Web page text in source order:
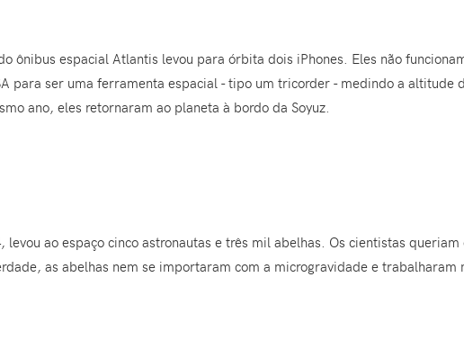
ônibus espacial Atlantis levou para órbita dois iPhones. Eles não
para ser uma ferramenta espacial - tipo um tricorder - medindo a altitude
ano, eles retornaram ao planeta à bordo da Soyuz.
ao espaço cinco astronautas e três mil abelhas. Os cientistas
as abelhas nem se importaram com a microgravidade e trabalharam